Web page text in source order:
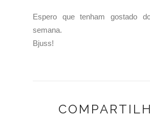
Espero que tenham gostado
semana.
Bjuss!